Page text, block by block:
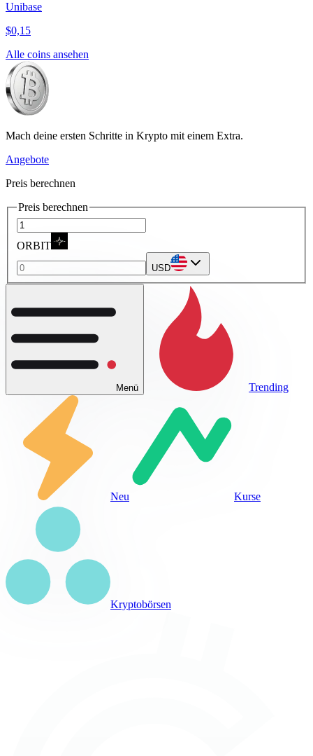
Unibase
$0,15
Alle coins ansehen
Mach deine ersten Schritte in Krypto mit einem Extra.
Angebote
Preis berechnen
Preis berechnen
ORBIT
USD
Menü Trending
Neu Kurse
Kryptobörsen